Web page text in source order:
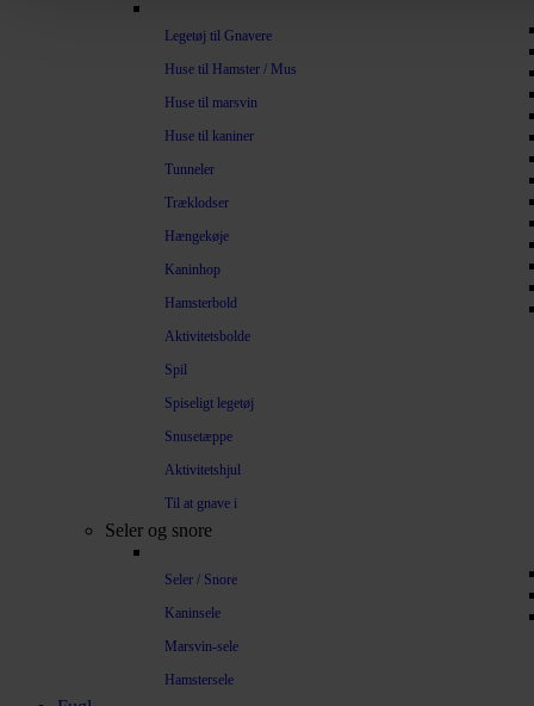
Legetøj til Gnavere
Huse til Hamster / Mus
Huse til marsvin
Huse til kaniner
Tunneler
Træklodser
Hængekøje
Kaninhop
Hamsterbold
Aktivitetsbolde
Spil
Spiseligt legetøj
Snusetæppe
Aktivitetshjul
Til at gnave i
Seler og snore
Seler / Snore
Kaninsele
Marsvin-sele
Hamstersele